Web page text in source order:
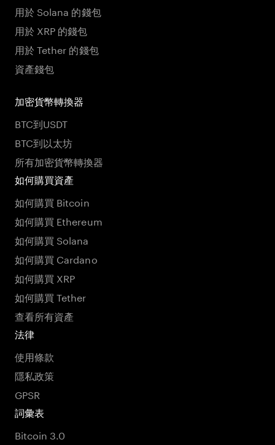
用於 Solana 的錢包
用於 XRP 的錢包
用於 Tether 的錢包
資產錢包
加密貨幣轉換器
BTC到USDT
BTC到以太坊
所有加密貨幣轉換器
如何購買資產
如何購買 Bitcoin
如何購買 Ethereum
如何購買 Solana
如何購買 Cardano
如何購買 XRP
如何購買 Tether
查看所有資產
法律
使用條款
隱私政策
GPSR
詞彙表
Bitcoin 3.0